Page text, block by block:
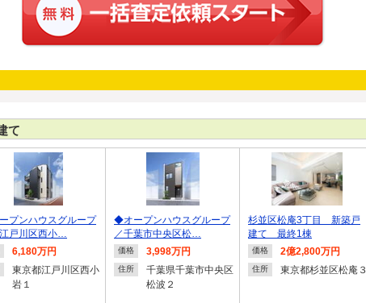
て
プンハウスグループ
戸川区西小…
6,180万円
東京都江戸川区西小
岩１
◆オープンハウスグループ
／千葉市中央区松…
価格 3,998万円
住所
千葉県千葉市中央区
松波２
杉並区松庵3丁目 新築戸
建て 最終1棟
価格 2億2,800万円
住所 東京都杉並区松庵３